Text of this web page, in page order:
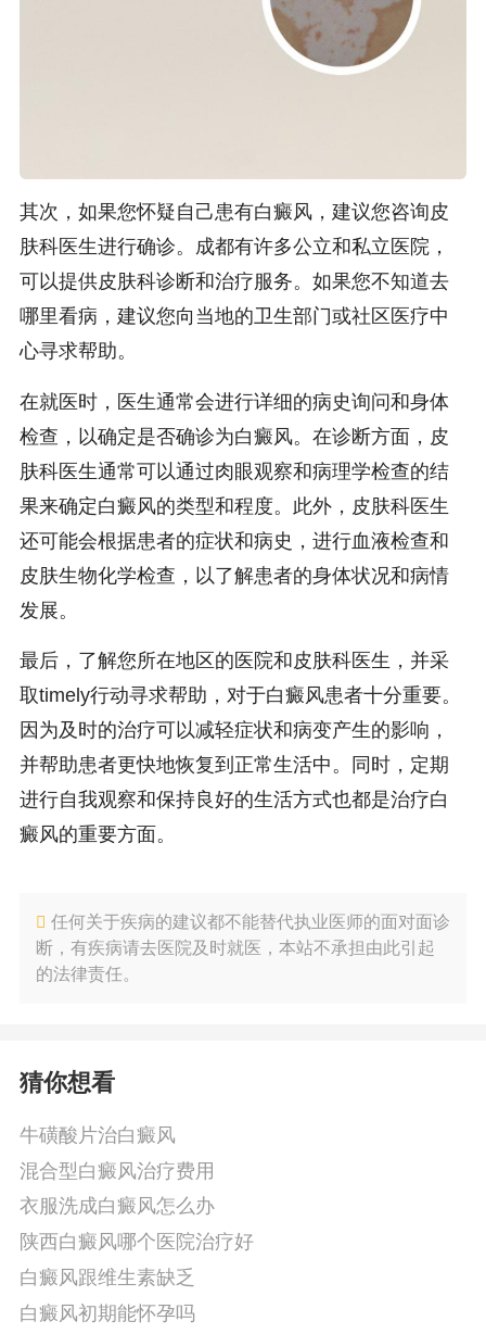
其次，如果您怀疑自己患有白癜风，建议您咨询皮
肤科医生进行确诊。成都有许多公立和私立医院，
可以提供皮肤科诊断和治疗服务。如果您不知道去
哪里看病，建议您向当地的卫生部门或社区医疗中
心寻求帮助。
在就医时，医生通常会进行详细的病史询问和身体
检查，以确定是否确诊为白癜风。在诊断方面，皮
肤科医生通常可以通过肉眼观察和病理学检查的结
果来确定白癜风的类型和程度。此外，皮肤科医生
还可能会根据患者的症状和病史，进行血液检查和
皮肤生物化学检查，以了解患者的身体状况和病情
发展。
最后，了解您所在地区的医院和皮肤科医生，并采
取timely行动寻求帮助，对于白癜风患者十分重要。
因为及时的治疗可以减轻症状和病变产生的影响，
并帮助患者更快地恢复到正常生活中。同时，定期
进行自我观察和保持良好的生活方式也都是治疗白
癜风的重要方面。
任何关于疾病的建议都不能替代执业医师的面对面诊
断，有疾病请去医院及时就医，本站不承担由此引起
的法律责任。
猜你想看
牛磺酸片治白癜风
混合型白癜风治疗费用
衣服洗成白癜风怎么办
陕西白癜风哪个医院治疗好
白癜风跟维生素缺乏
白癜风初期能怀孕吗